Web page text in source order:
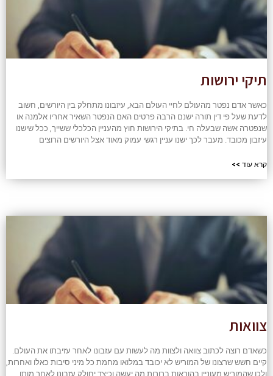
תיקי ירושות
כאשר אדם נפטר מהעולם לחיי העולם הבא, עיזבונו מתחלק בין היורשים, חשוב
לדעת שעל פי דין תורה ישנם הרבה פרטים האם הנפטר השאיר אחריו אלמנה או
שנפטרה אשה שבעלה חי. בתיקי הירושות חוץ מהעניין הכלכלי ששייך, ככל שישנו
עיזבון מכובד. מעבר לכך ישנו עניין רגשי עמוק מאוד אצל היורשים הרוצים
קרא עוד >>
צוואות
כשאדם רוצה לכתוב צוואה ולצוות מה לעשות עם עזבונו לאחר עזיבתו את העולם.
קיים חשש שרצונו של המוריש לא יכובד במלואו מחמת כל מיני סיבות כאלו ואחרות,
ולכן שהמוריש מעוניין בהוראות ברורות מה יעשה וכיצד יחולק עזבונו לאחר מותו